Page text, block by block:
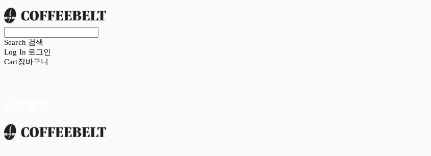
Search 검색
Log In 로그인
Cart장바구니